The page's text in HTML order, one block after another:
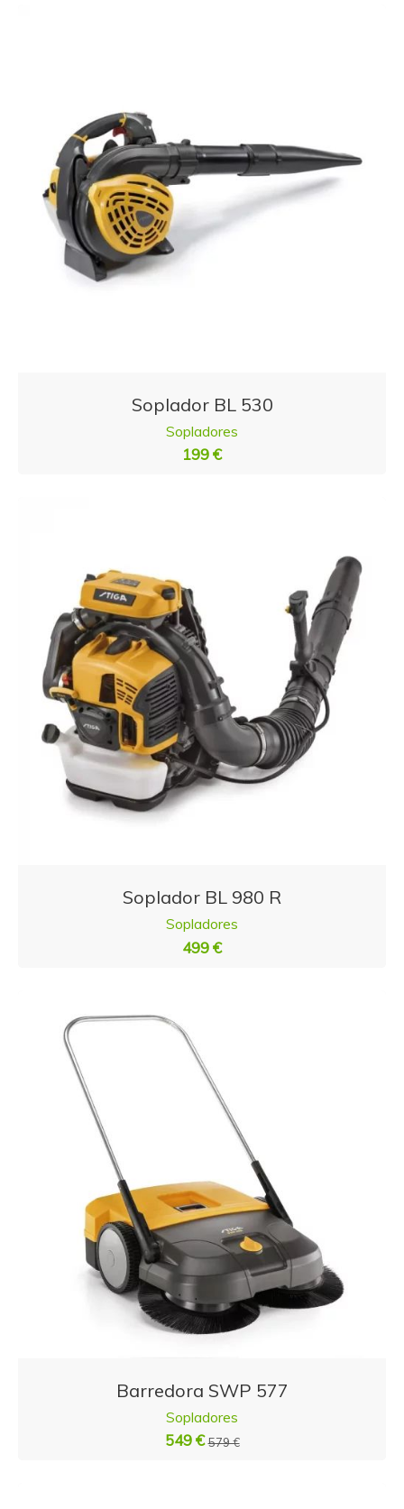
Soplador BL 530
Sopladores
199 €
Soplador BL 980 R
Sopladores
499 €
Barredora SWP 577
Sopladores
549 €579 €